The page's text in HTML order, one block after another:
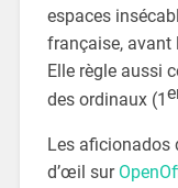
espaces
française, avant
Elle règle aussi
des ordinaux (1
Les aficionados
d’œil sur